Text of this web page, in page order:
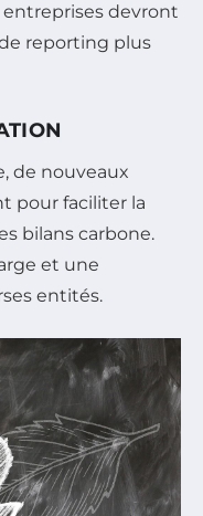
entreprises devront
reporting plus
de nouveaux
pour faciliter la
bilans carbone.
et une
entités.